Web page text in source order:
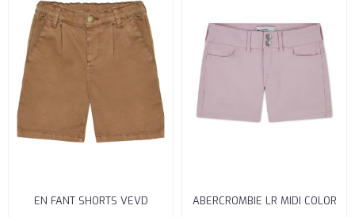
EN FANT SHORTS VEVD
ABERCROMBIE LR MIDI COLOR